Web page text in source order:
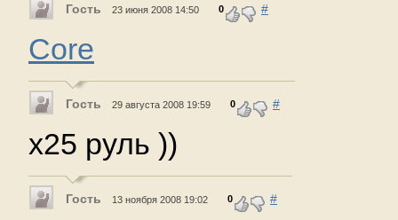
Гость 23 июня 2008 14:50 0 #
Core
Гость 29 августа 2008 19:59 0 #
х25 руль ))
Гость 13 ноября 2008 19:02 0 #